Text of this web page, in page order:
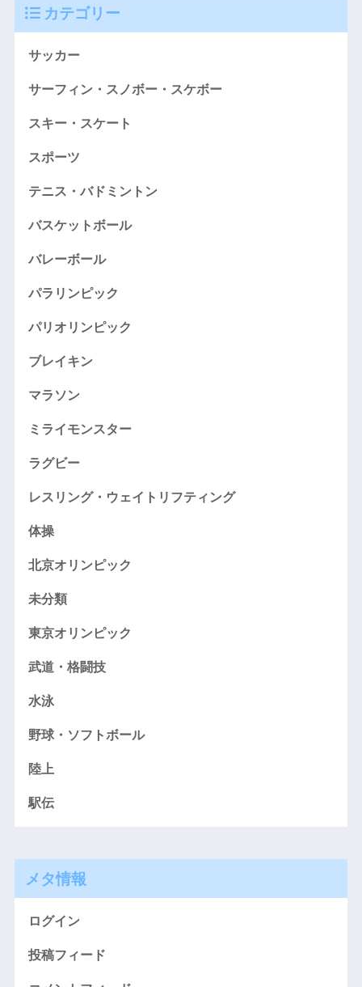
カテゴリー
サッカー
サーフィン・スノボー・スケボー
スキー・スケート
スポーツ
テニス・バドミントン
バスケットボール
バレーボール
パラリンピック
パリオリンピック
ブレイキン
マラソン
ミライモンスター
ラグビー
レスリング・ウェイトリフティング
体操
北京オリンピック
未分類
東京オリンピック
武道・格闘技
水泳
野球・ソフトボール
陸上
駅伝
メタ情報
ログイン
投稿フィード